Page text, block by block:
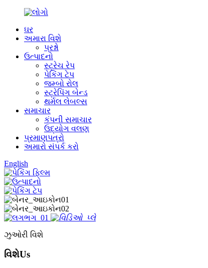
ઘર
અમારા વિશે
પ્રશ્નો
ઉત્પાદનો
સ્ટ્રેચ રેપ
પેકિંગ ટેપ
જમ્બો રોલ
સ્ટ્રેપિંગ બેન્ડ
થર્મલ લેબલ્સ
સમાચાર
કંપની સમાચાર
ઉદ્યોગ વલણ
પ્રમાણપત્રો
અમારો સંપર્ક કરો
English
ઝુઓરી વિશે
વિશેUs